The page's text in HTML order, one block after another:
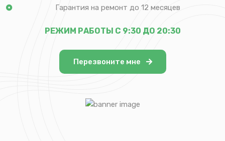
Гарантия на ремонт до 12 месяцев
РЕЖИМ РАБОТЫ С 9:30 ДО 20:30
Перезвоните мне